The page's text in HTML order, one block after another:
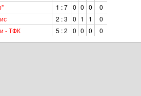
1 : 7 0 0 0
0
2 : 3 0 1 1
0
- ТФК 5 : 2 0 0 0 0